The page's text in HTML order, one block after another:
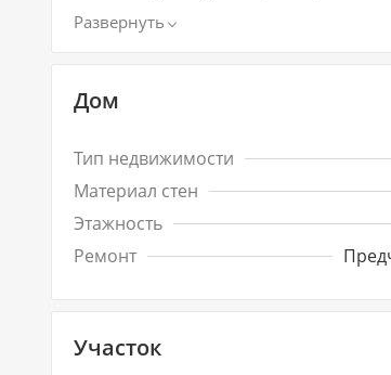
уютный двор с местом для барбекю
станет идеальным местом для
о данном объекте, сделать
Дом
Тип недвижимости
Материал стен
Этажность
Ремонт
Участок